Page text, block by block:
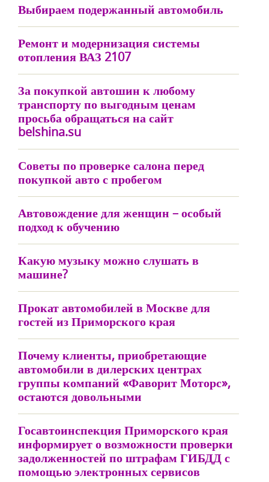
Выбираем подержанный автомобиль
Ремонт и модернизация системы
отопления ВАЗ 2107
За покупкой автошин к любому
транспорту по выгодным ценам
просьба обращаться на сайт
belshina.su
Советы по проверке салона перед
покупкой авто с пробегом
Автовождение для женщин – особый
подход к обучению
Какую музыку можно слушать в
машине?
Прокат автомобилей в Москве для
гостей из Приморского края
Почему клиенты, приобретающие
автомобили в дилерских центрах
группы компаний «Фаворит Моторс»,
остаются довольными
Госавтоинспекция Приморского края
информирует о возможности проверки
задолженностей по штрафам ГИБДД с
помощью электронных сервисов